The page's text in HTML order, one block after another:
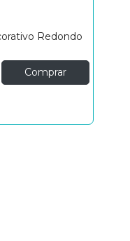
Redondo
Comprar